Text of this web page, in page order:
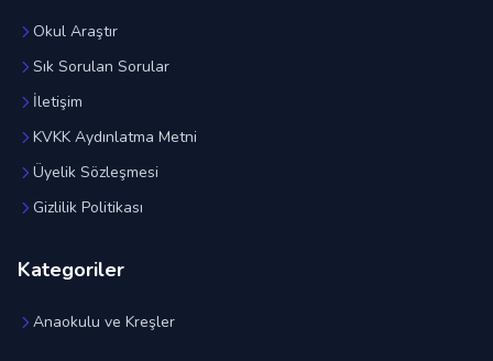
Okul Araştır
Sık Sorulan Sorular
İletişim
KVKK Aydınlatma Metni
Üyelik Sözleşmesi
Gizlilik Politikası
Kategoriler
Anaokulu ve Kreşler